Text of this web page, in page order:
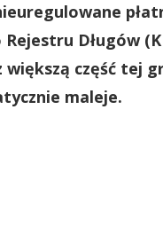
Długów
część tej
maleje.